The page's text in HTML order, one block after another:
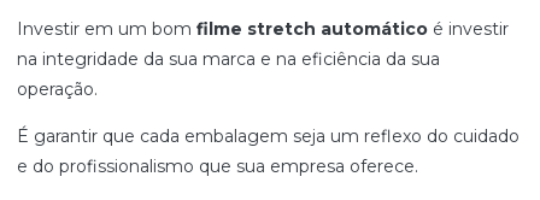
Investir em um bom filme stretch automático é investir
na integridade da sua marca e na eficiência da sua
operação.
É garantir que cada embalagem seja um reflexo do cuidado
e do profissionalismo que sua empresa oferece.